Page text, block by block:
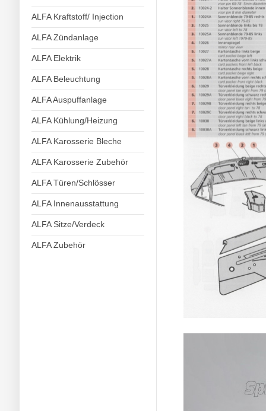
ALFA Kraftstoff/ Injection
ALFA Zündanlage
ALFA Elektrik
ALFA Beleuchtung
ALFA Auspuffanlage
ALFA Kühlung/Heizung
ALFA Karosserie Bleche
ALFA Karosserie Zubehör
ALFA Türen/Schlösser
ALFA Innenausstattung
ALFA Sitze/Verdeck
ALFA Zubehör